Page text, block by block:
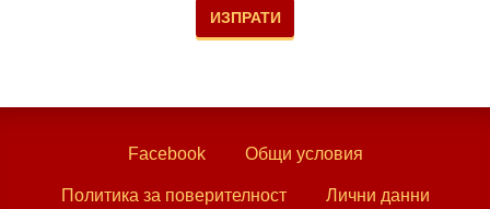
Facebook Общи условия
Политика за поверителност Лични данни